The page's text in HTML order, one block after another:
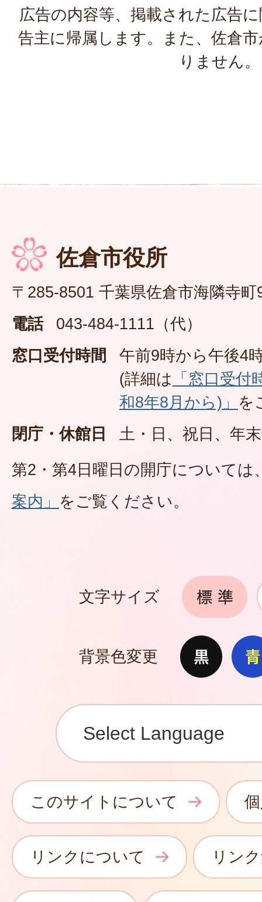
広告の内容等、掲載された広告
告主に帰属します。また、佐倉
りません。
佐倉市役所
〒285-8501 千葉県佐倉市海隣寺町
電話
043-484-1111（代）
窓口受付時間
午前9時から午後4
(詳細は 「窓口受
和8年8月から)」 を
閉庁・休館日
土・日、祝日、年
第2・第4日曜日の開庁については
案内」 をご覧ください。
文字サイズ
背景色変更
このサイトについて
リンクについて リン